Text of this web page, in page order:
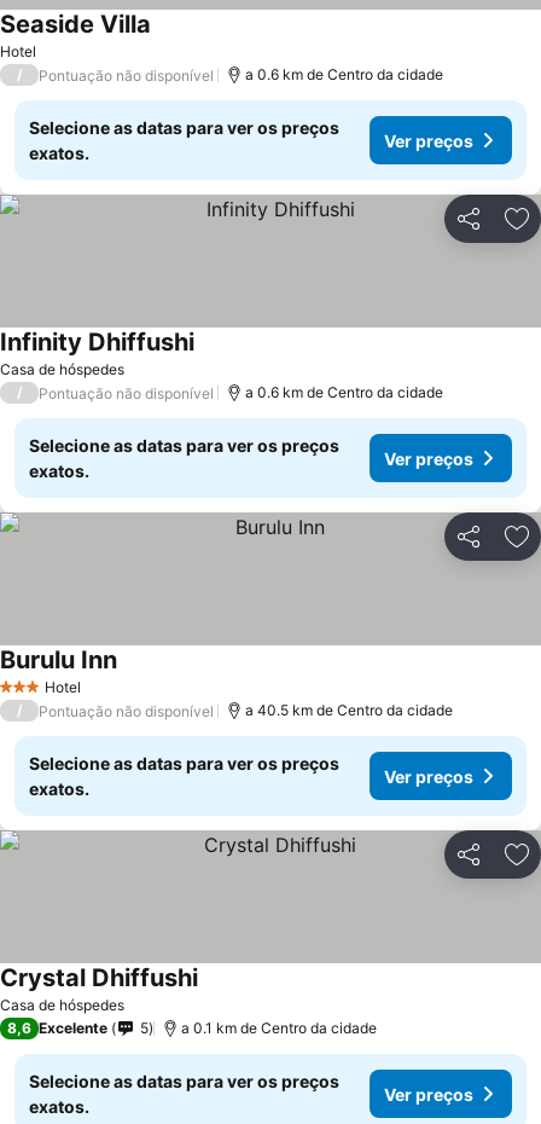
Hotel
Seaside Villa
/ Pontuação não disponível a 0.6 km de Centro da cidade
Selecione as datas para ver os preços
exatos.
Ver preços
Partilhar
Casa de hóspedes
Infinity DhiffushiVer preços
/ Pontuação não disponível a 0.6 km de Centro da cidade
Selecione as datas para ver os preços
exatos.
Ver preços
Partilhar
3 EstrelasHotel
Burulu InnVer preços
/ Pontuação não disponível a 40.5 km de Centro da cidade
Selecione as datas para ver os preços
exatos.
Ver preços
Partilhar
Casa de hóspedes
Crystal DhiffushiVer preços
8,6 Excelente 5 a 0.1 km de Centro da cidade
Selecione as datas para ver os preços
exatos.
Ver preços